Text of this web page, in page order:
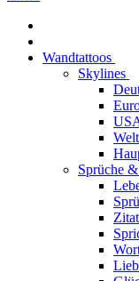
Wandtattoos
Skylines
Welt
Sprüche